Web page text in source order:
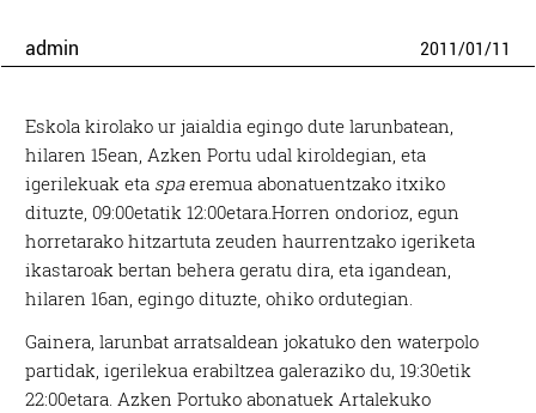
admin 2011/01/11
Eskola kirolako ur jaialdia egingo dute larunbatean,
hilaren 15ean, Azken Portu udal kiroldegian, eta
igerilekuak eta spaeremua abonatuentzako itxiko
dituzte, 09:00etatik 12:00etara.Horren ondorioz, egun
horretarako hitzartuta zeuden haurrentzako igeriketa
ikastaroak bertan behera geratu dira, eta igandean,
hilaren 16an, egingo dituzte, ohiko ordutegian.
Gainera, larunbat arratsaldean jokatuko den waterpolo
partidak, igerilekua erabiltzea galeraziko du, 19:30etik
22:00etara. Azken Portuko abonatuek Artalekuko